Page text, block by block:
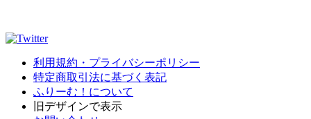
利用規約・プライバシーポリシー
特定商取引法に基づく表記
ふりーむ！について
旧デザインで表示